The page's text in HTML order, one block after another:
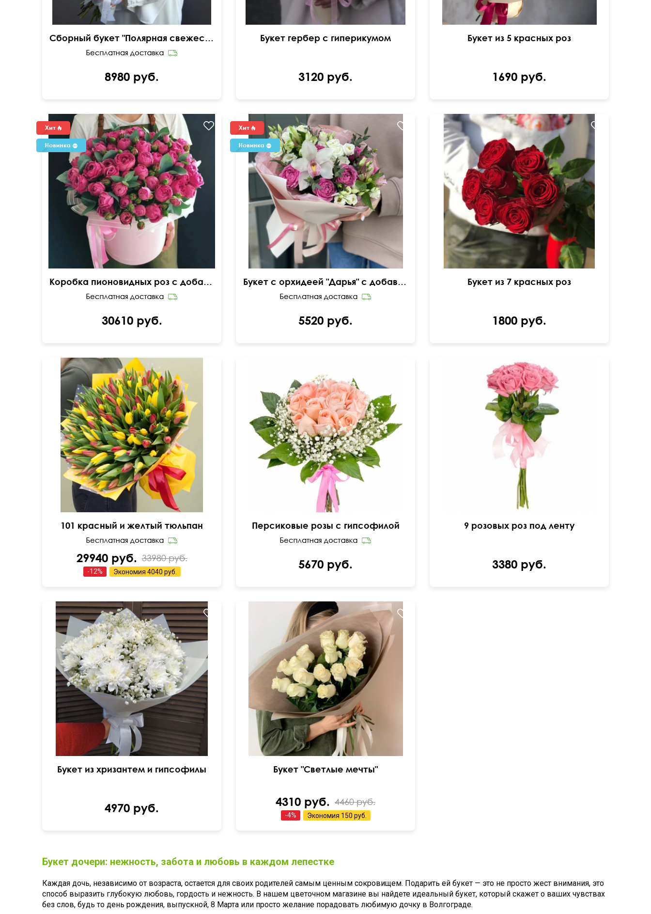
Сборный букет "Полярная свежесть"
8980 руб.
Букет гербер с гиперикумом
3120 руб.
Букет из 5 красных роз
1690 руб.
Коробка пионовидных роз с добавлением эвкалипта
30610 руб.
Букет с орхидеей "Дарья" с добавлением роз и эустомы
5520 руб.
Букет из 7 красных роз
1800 руб.
В упаковке
101 красный и желтый тюльпан
29940 руб. 33980 руб.
-12% Экономия 4040 руб.
50 см 35 см
Персиковые розы с гипсофилой
5670 руб.
60 см 30 см
9 розовых роз под ленту
3380 руб.
Букет из хризантем и гипсофилы
4970 руб.
15 роз Эквадор 50 см
Букет "Светлые мечты"
4310 руб. 4460 руб.
-4% Экономия 150 руб.
Букет дочери: нежность, забота и любовь в каждом лепестке
Каждая дочь, независимо от возраста, остается для своих родителей самым ценным сокровищем. Подарить ей букет — это не просто жест внимания, это
способ выразить глубокую любовь, гордость и нежность. В нашем цветочном магазине вы найдете идеальный букет, который скажет о ваших чувствах
без слов, будь то день рождения, выпускной, 8 Марта или просто желание порадовать любимую дочку в Волгограде.